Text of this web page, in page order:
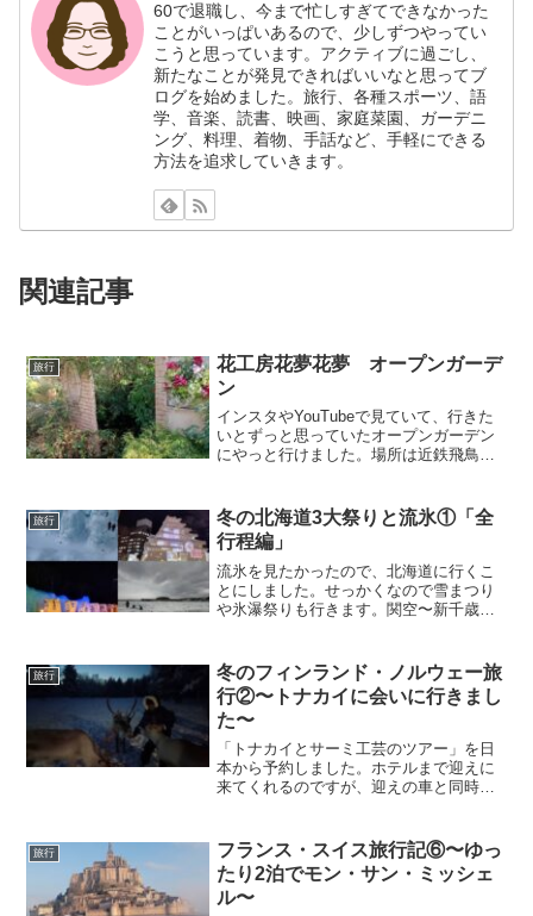
60で退職し、今まで忙しすぎてできなかった
ことがいっぱいあるので、少しずつやってい
こうと思っています。アクティブに過ごし、
新たなことが発見できればいいなと思ってブ
ログを始めました。旅行、各種スポーツ、語
学、音楽、読書、映画、家庭菜園、ガーデニ
ング、料理、着物、手話など、手軽にできる
方法を追求していきます。
関連記事
旅行
花工房花夢花夢 オープンガーデ
ン
インスタやYouTubeで見ていて、行きた
いとずっと思っていたオープンガーデン
にやっと行けました。場所は近鉄飛鳥駅
左の道を行き、線路を渡ると、案内板が
あります。駐車場は...
旅行
冬の北海道3大祭りと流氷①「全
行程編」
流氷を見たかったので、北海道に行くこ
とにしました。せっかくなので雪まつり
や氷瀑祭りも行きます。関空〜新千歳〜
した。新千歳で乗り換えて、中標津に飛
びました。荷物が新千歳で...
旅行
冬のフィンランド・ノルウェー旅
行②〜トナカイに会いに行きまし
た〜
「トナカイとサーミ工芸のツアー」を日
本から予約しました。ホテルまで迎えに
来てくれるのですが、迎えの車と同時に
でつなぎの服とブーツと手袋と帽子を貸
してくれます。私は服と手...
旅行
フランス・スイス旅行記⑥〜ゆっ
たり2泊でモン・サン・ミッシェ
ル〜